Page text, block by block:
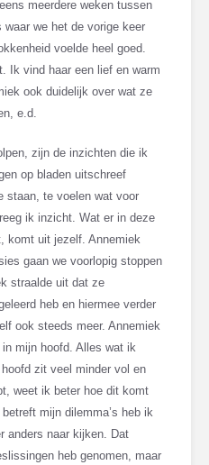
meerdere weken tussen
we het de vorige keer
voelde heel goed.
Ik vind haar een lief en warm
ook duidelijk over wat ze
e.d.
zijn de inzichten die ik
op bladen uitschreef
staan, te voelen wat voor
ik inzicht. Wat er in deze
komt uit jezelf. Annemiek
gaan we voorlopig stoppen
straalde uit dat ze
heb en hiermee verder
ook steeds meer. Annemiek
mijn hoofd. Alles wat ik
zit veel minder vol en
weet ik beter hoe dit komt
mijn dilemma’s heb ik
anders naar kijken. Dat
heb genomen, maar